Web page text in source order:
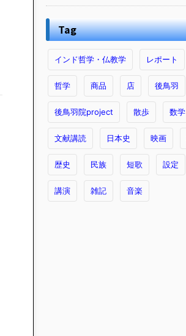
Tag
インド哲学・仏教学 レポート
哲学 商品 店 後鳥羽
後鳥羽院project 散歩 数学
文献講読 日本史 映画
歴史 民族 短歌 設定
講演 雑記 音楽